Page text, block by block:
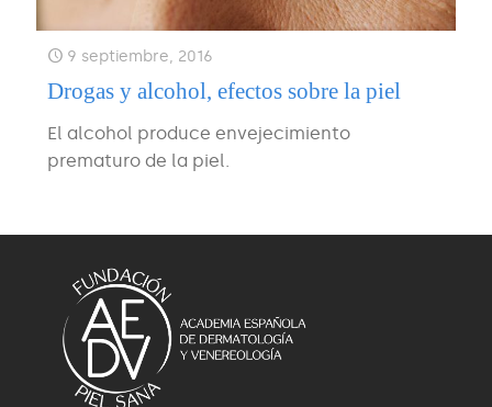
9 septiembre, 2016
Drogas y alcohol, efectos sobre la piel
El alcohol produce envejecimiento
prematuro de la piel.